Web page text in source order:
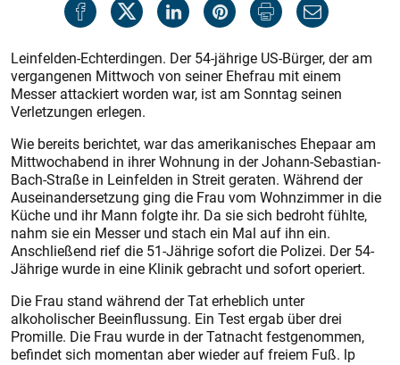
Leinfelden-Echterdingen. Der 54-jährige US-Bürger, der am
vergangenen Mittwoch von seiner Ehefrau mit einem
Messer attackiert worden war, ist am Sonntag seinen
Verletzungen erlegen.
Wie bereits berichtet, war das amerikanisches Ehepaar am
Mittwochabend in ihrer Wohnung in der Johann-Sebastian-
Bach-Straße in Leinfelden in Streit geraten. Während der
Auseinandersetzung ging die Frau vom Wohnzimmer in die
Küche und ihr Mann folgte ihr. Da sie sich bedroht fühlte,
nahm sie ein Messer und stach ein Mal auf ihn ein.
Anschließend rief die 51-Jährige sofort die Polizei. Der 54-
Jährige wurde in eine Klinik gebracht und sofort operiert.
Die Frau stand während der Tat erheblich unter
alkoholischer Beeinflussung. Ein Test ergab über drei
Promille. Die Frau wurde in der Tatnacht festgenommen,
befindet sich momentan aber wieder auf freiem Fuß. lp